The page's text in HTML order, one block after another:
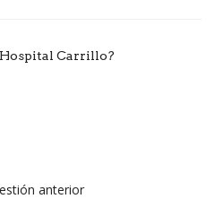
Carrillo?
anterior